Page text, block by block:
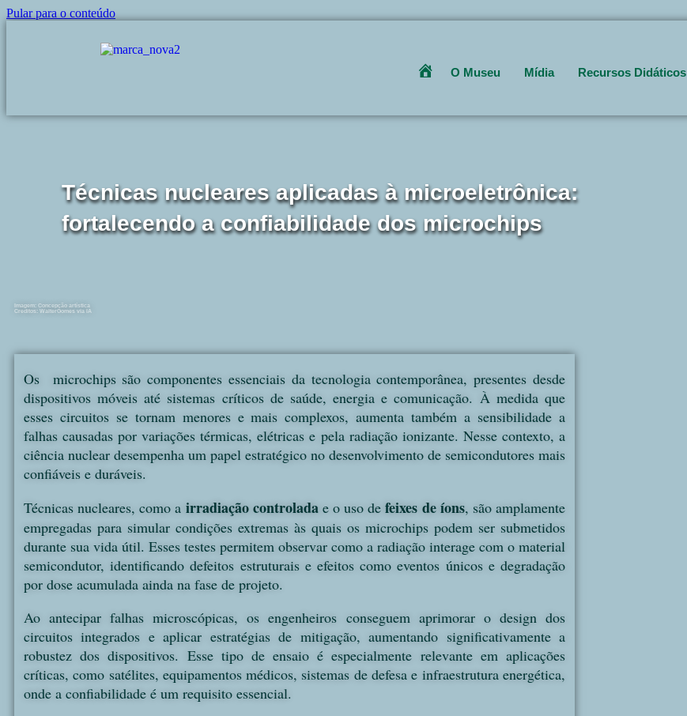
Pular para o conteúdo
Home O Museu Mídia Recursos Didáticos
Imagem: Concepção artística
Creditos: WalterGomes via IA
Técnicas nucleares aplicadas à microeletrônica:
fortalecendo a confiabilidade dos microchips
Os microchips são componentes essenciais da tecnologia contemporânea, presentes desde
dispositivos móveis até sistemas críticos de saúde, energia e comunicação. À medida que
esses circuitos se tornam menores e mais complexos, aumenta também a sensibilidade a
falhas causadas por variações térmicas, elétricas e pela radiação ionizante. Nesse contexto, a
ciência nuclear desempenha um papel estratégico no desenvolvimento de semicondutores mais
confiáveis e duráveis.
Técnicas nucleares, como a irradiação controladae o uso defeixes de íons, são amplamente
empregadas para simular condições extremas às quais os microchips podem ser submetidos
durante sua vida útil. Esses testes permitem observar como a radiação interage com o material
semicondutor, identificando defeitos estruturais e efeitos como eventos únicos e degradação
por dose acumulada ainda na fase de projeto.
Ao antecipar falhas microscópicas, os engenheiros conseguem aprimorar o design dos
circuitos integrados e aplicar estratégias de mitigação, aumentando significativamente a
robustez dos dispositivos. Esse tipo de ensaio é especialmente relevante em aplicações
críticas, como satélites, equipamentos médicos, sistemas de defesa e infraestrutura energética,
onde a confiabilidade é um requisito essencial.